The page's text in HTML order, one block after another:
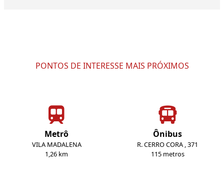
PONTOS DE INTERESSE MAIS PRÓXIMOS
Metrô
VILA MADALENA
1,26 km
Ônibus
R. CERRO CORA , 371
115 metros